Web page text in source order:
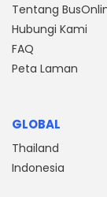
Tentang
Hubungi Kami
FAQ
Peta Laman
GLOBAL
Thailand
Indonesia